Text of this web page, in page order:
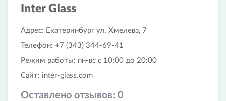
Inter Glass
Адрес: Екатеринбург ул. Хмелева, 7
Телефон: +7 (343) 344-69-41
Режим работы: пн-вс с 10:00 до 20:00
Сайт: inter-glass.com
Оставлено отзывов: 0